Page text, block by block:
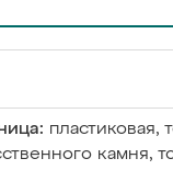
камня,